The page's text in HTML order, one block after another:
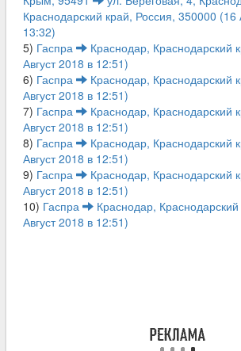
Краснодарский край, Россия, 350000 (16
13:32)
5) Гаспра
Краснодар, Краснодарский
Август 2018 в 12:51)
6) Гаспра
Краснодар, Краснодарский
Август 2018 в 12:51)
7) Гаспра
Краснодар, Краснодарский
Август 2018 в 12:51)
8) Гаспра
Краснодар, Краснодарский
Август 2018 в 12:51)
9) Гаспра
Краснодар, Краснодарский
Август 2018 в 12:51)
10) Гаспра
Краснодар,
Август 2018 в 12:51)